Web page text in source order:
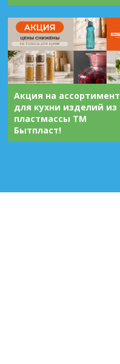
Акция на ассортимент
для кухни изделий из
пластмассы ТМ
Бытпласт!